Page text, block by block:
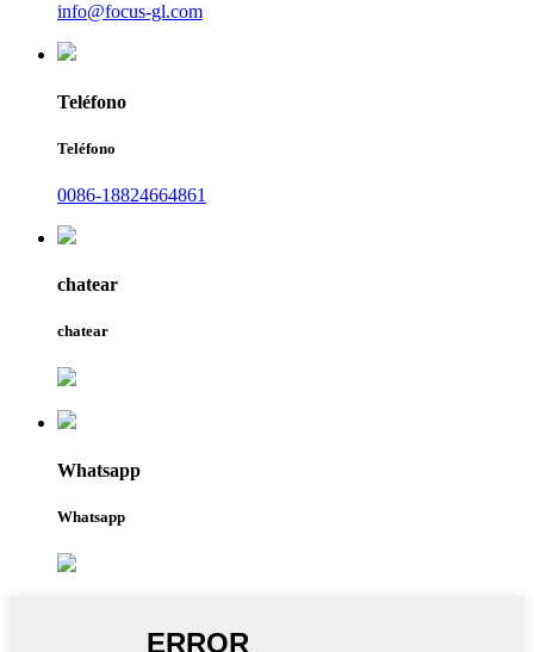
info@focus-gl.com
Teléfono
Teléfono
0086-18824664861
chatear
chatear
Whatsapp
Whatsapp